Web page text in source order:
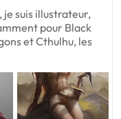
je suis illustrateur,
pour Black
et Cthulhu, les